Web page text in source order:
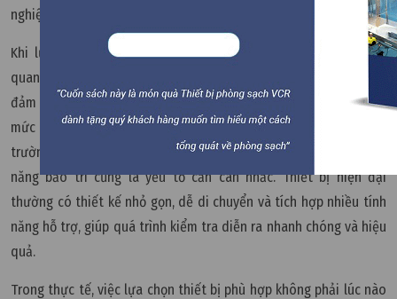
nghiệp.
Khi lựa chọn thiết bị Smoke Test, cần xem xét nhiều tiêu chí
quan trọng. Trước hết là khả năng tạo khói ổn định và đồng đều,
đảm bảo không ảnh hưởng đến luồng khí tự nhiên. Tiếp theo là
mức độ an toàn của dung dịch và thiết bị, đặc biệt trong môi
trường nhạy cảm. Ngoài ra, tính linh hoạt, dễ sử dụng và khả
năng bảo trì cũng là yếu tố cần cân nhắc. Thiết bị hiện đại
thường có thiết kế nhỏ gọn, dễ di chuyển và tích hợp nhiều tính
năng hỗ trợ, giúp quá trình kiểm tra diễn ra nhanh chóng và hiệu
quả.
Trong thực tế, việc lựa chọn thiết bị phù hợp không phải lúc nào